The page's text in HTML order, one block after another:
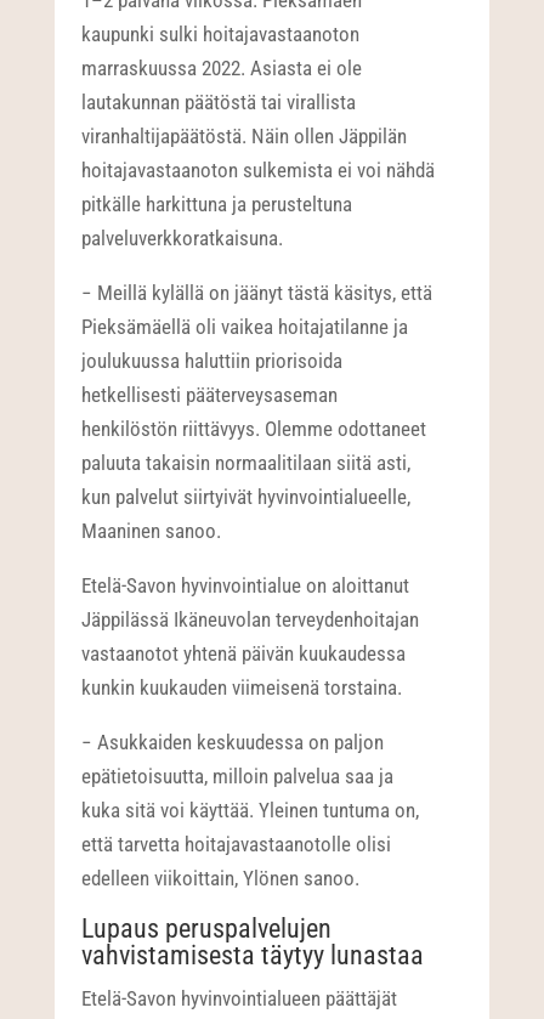
kaupunki sulki hoitajavastaanoton
marraskuussa 2022. Asiasta ei ole
lautakunnan päätöstä tai virallista
viranhaltijapäätöstä. Näin ollen Jäppilän
hoitajavastaanoton sulkemista ei voi nähdä
pitkälle harkittuna ja perusteltuna
palveluverkkoratkaisuna.
− Meillä kylällä on jäänyt tästä käsitys, että
Pieksämäellä oli vaikea hoitajatilanne ja
joulukuussa haluttiin priorisoida
hetkellisesti pääterveysaseman
henkilöstön riittävyys. Olemme odottaneet
paluuta takaisin normaalitilaan siitä asti,
kun palvelut siirtyivät hyvinvointialueelle,
Maaninen sanoo.
Etelä-Savon hyvinvointialue on aloittanut
Jäppilässä Ikäneuvolan terveydenhoitajan
vastaanotot yhtenä päivän kuukaudessa
kunkin kuukauden viimeisenä torstaina.
− Asukkaiden keskuudessa on paljon
epätietoisuutta, milloin palvelua saa ja
kuka sitä voi käyttää. Yleinen tuntuma on,
että tarvetta hoitajavastaanotolle olisi
edelleen viikoittain, Ylönen sanoo.
Lupaus peruspalvelujen
vahvistamisesta täytyy lunastaa
Etelä-Savon hyvinvointialueen päättäjät